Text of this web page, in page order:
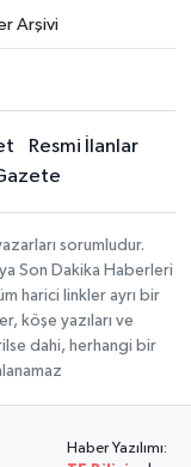
Arşivi
Resmi İlanlar
sorumludur.
Son Dakika Haberleri
harici linkler ayrı bir
köşe yazıları ve
dahi, herhangi bir
Haber Yazılımı: